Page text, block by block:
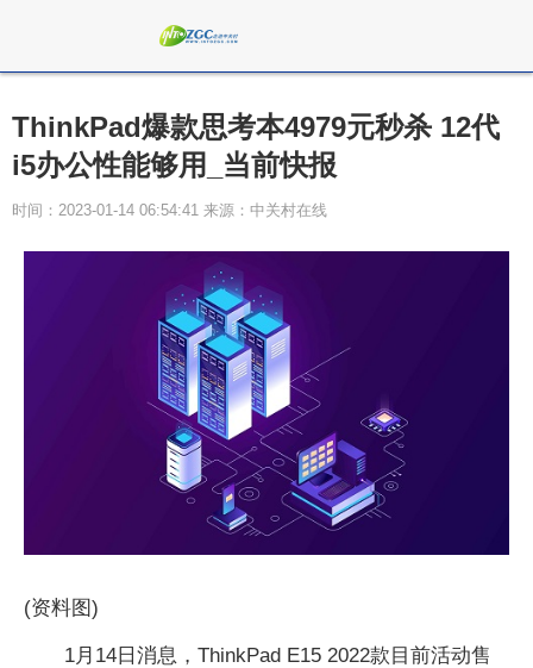
ThinkPad爆款思考本4979元秒杀 12代
i5办公性能够用_当前快报
时间：2023-01-14 06:54:41 来源：中关村在线
(资料图)
1月14日消息，ThinkPad E15 2022款目前活动售